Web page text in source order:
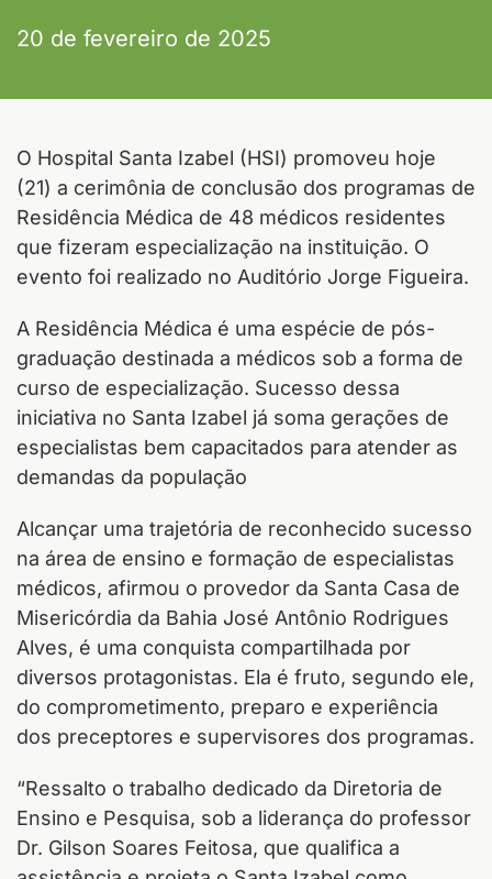
20 de fevereiro de 2025
O Hospital Santa Izabel (HSI) promoveu hoje
(21) a cerimônia de conclusão dos programas de
Residência Médica de 48 médicos residentes
que fizeram especialização na instituição. O
evento foi realizado no Auditório Jorge Figueira.
A Residência Médica é uma espécie de pós-
graduação destinada a médicos sob a forma de
curso de especialização. Sucesso dessa
iniciativa no Santa Izabel já soma gerações de
especialistas bem capacitados para atender as
demandas da população
Alcançar uma trajetória de reconhecido sucesso
na área de ensino e formação de especialistas
médicos, afirmou o provedor da Santa Casa de
Misericórdia da Bahia José Antônio Rodrigues
Alves, é uma conquista compartilhada por
diversos protagonistas. Ela é fruto, segundo ele,
do comprometimento, preparo e experiência
dos preceptores e supervisores dos programas.
“Ressalto o trabalho dedicado da Diretoria de
Ensino e Pesquisa, sob a liderança do professor
Dr. Gilson Soares Feitosa, que qualifica a